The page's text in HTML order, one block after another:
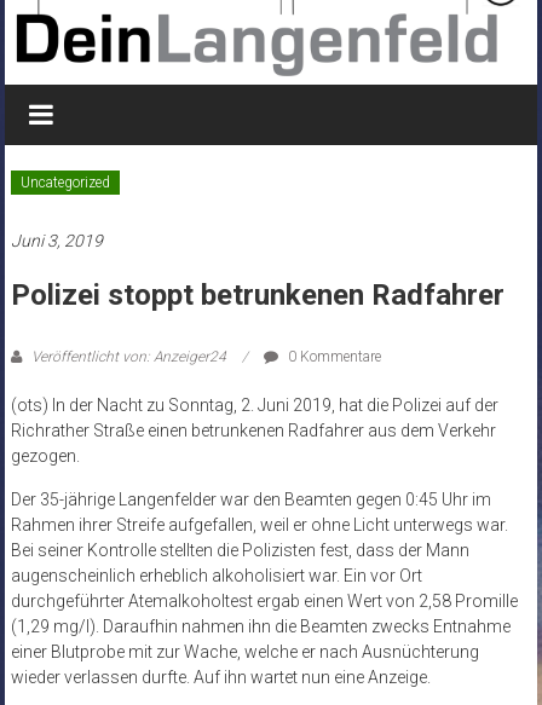
Uncategorized
Juni 3, 2019
Polizei stoppt betrunkenen Radfahrer
Veröffentlicht von: Anzeiger24 0 Kommentare
(ots) In der Nacht zu Sonntag, 2. Juni 2019, hat die Polizei auf der
Richrather Straße einen betrunkenen Radfahrer aus dem Verkehr
gezogen.
Der 35-jährige Langenfelder war den Beamten gegen 0:45 Uhr im
Rahmen ihrer Streife aufgefallen, weil er ohne Licht unterwegs war.
Bei seiner Kontrolle stellten die Polizisten fest, dass der Mann
augenscheinlich erheblich alkoholisiert war. Ein vor Ort
durchgeführter Atemalkoholtest ergab einen Wert von 2,58 Promille
(1,29 mg/l). Daraufhin nahmen ihn die Beamten zwecks Entnahme
einer Blutprobe mit zur Wache, welche er nach Ausnüchterung
wieder verlassen durfte. Auf ihn wartet nun eine Anzeige.